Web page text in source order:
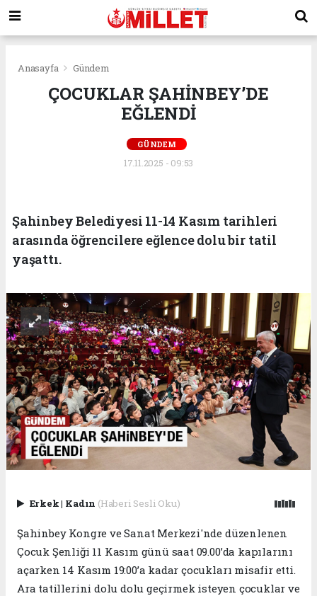
Anasayfa Gündem
ÇOCUKLAR ŞAHİNBEY’DE
EĞLENDİ
GÜNDEM
17.11.2025 - 09:53
Şahinbey Belediyesi 11-14 Kasım tarihleri
arasında öğrencilere eğlence dolu bir tatil
yaşattı.
Erkek| Kadın (Haberi Sesli Oku)
Şahinbey Kongre ve Sanat Merkezi'nde düzenlenen
Çocuk Şenliği 11 Kasım günü saat 09.00’da kapılarını
açarken 14 Kasım 19:00’a kadar çocukları misafir etti.
Ara tatillerini dolu dolu geçirmek isteyen çocuklar ve